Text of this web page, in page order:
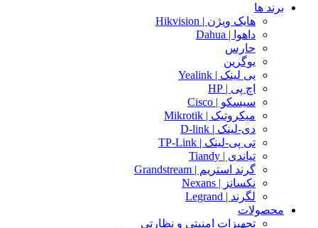
برند ها
هایک ویژن | Hikvision
داهوا | Dahua
حارس
یوگرین
یی لینک | Yealink
اچ پی | HP
سیسکو | Cisco
میکروتیک | Mikrotik
دی-لینک | D-link
تی پی-لینک | TP-Link
تیاندی | Tiandy
گرند استریم | Grandstream
نکسانز | Nexans
لگرند | Legrand
محصولات
تجهیزات امنیتی و نظارتی